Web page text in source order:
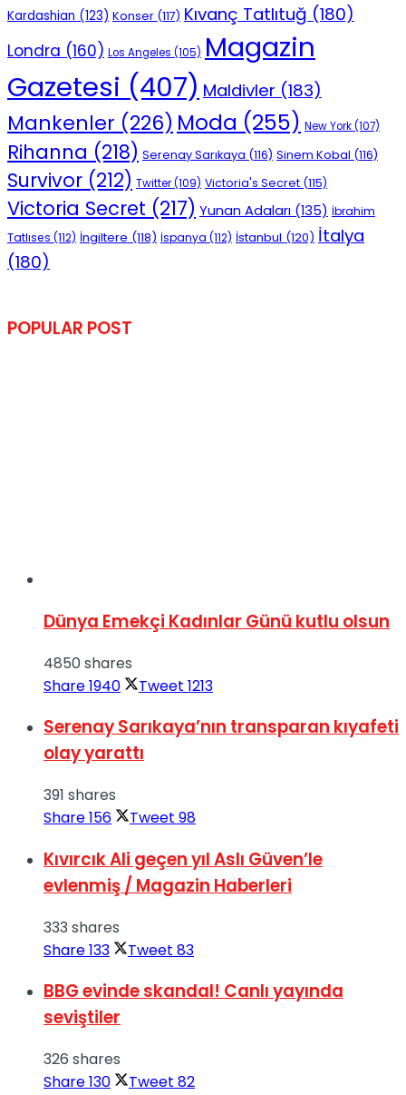
Kardashian (123) Konser (117) Kıvanç Tatlıtuğ (180)
Londra (160) Los Angeles (105) Magazin
Gazetesi (407) Maldivler (183)
Mankenler (226) Moda (255) New York(107)
Rihanna (218) Serenay Sarıkaya (116) Sinem Kobal (116)
Survivor (212) Twitter(109) Victoria's Secret (115)
Victoria Secret (217) Yunan Adaları (135) İbrahim
Tatlıses (112) İngiltere (118) İspanya (112) İstanbul (120) İtalya
(180)
POPULAR POST
Dünya Emekçi Kadınlar Günü kutlu olsun
4850 shares
Share1940 Tweet 1213
Serenay Sarıkaya’nın transparan kıyafeti
olay yarattı
391 shares
Share156 Tweet 98
Kıvırcık Ali geçen yıl Aslı Güven’le
evlenmiş / Magazin Haberleri
333 shares
Share133 Tweet 83
BBG evinde skandal! Canlı yayında
seviştiler
326 shares
Share130 Tweet 82